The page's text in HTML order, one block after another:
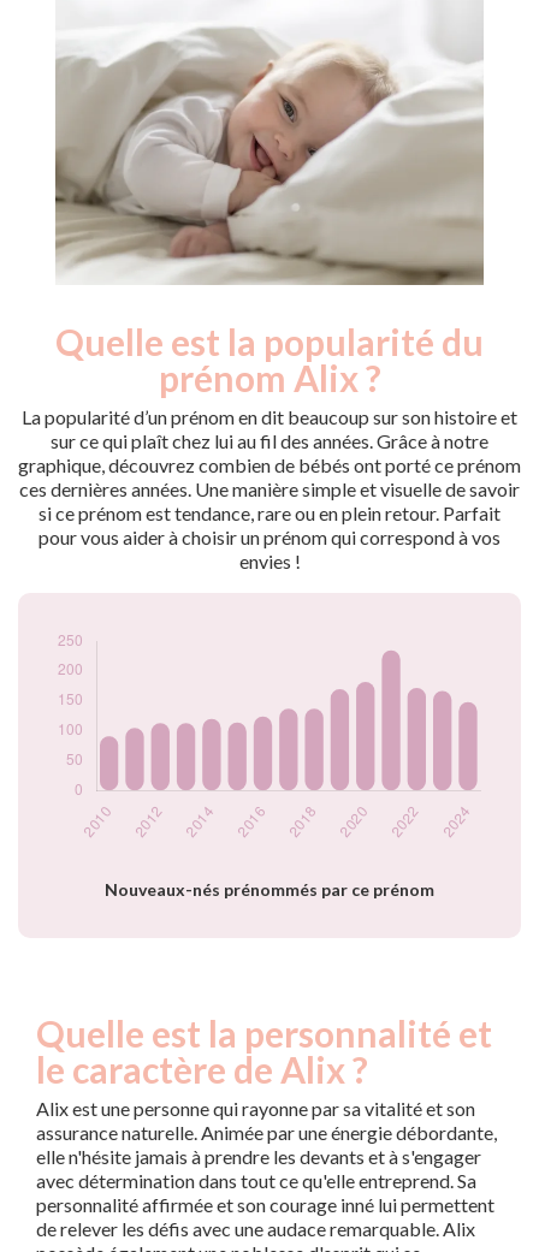
Quelle est la popularité du
prénom Alix ?
La popularité d’un prénom en dit beaucoup sur son histoire et
sur ce qui plaît chez lui au fil des années. Grâce à notre
graphique, découvrez combien de bébés ont porté ce prénom
ces dernières années. Une manière simple et visuelle de savoir
si ce prénom est tendance, rare ou en plein retour. Parfait
pour vous aider à choisir un prénom qui correspond à vos
envies !
Nouveaux-nés prénommés par ce prénom
Popularité du
Année
Nouveaux-
nés
2010
91
2011
105
2012
113
2013
113
2014
120
2015
114
2019
170
2020
182
2021
235
2022
172
167
148
Quelle est la personnalité et
le caractère de Alix ?
Alix est une personne qui rayonne par sa vitalité et son
assurance naturelle. Animée par une énergie débordante,
elle n'hésite jamais à prendre les devants et à s'engager
avec détermination dans tout ce qu'elle entreprend. Sa
personnalité affirmée et son courage inné lui permettent
de relever les défis avec une audace remarquable. Alix